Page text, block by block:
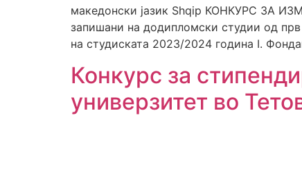
македонски јазик Shqip КОНКУРС ЗА
запишани на додипломски студии од
на студиската 2023/2024 година I.
Конкурс за
универзитет во